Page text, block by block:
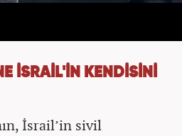
İSRAİL'İN KENDİSİNİ
İsrail’in sivil